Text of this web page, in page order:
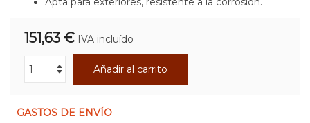
151,63 € IVA incluído
Añadir al carrito
GASTOS DE ENVÍO